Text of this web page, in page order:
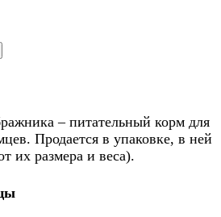
– питательный корм для
Продается в упаковке, в ней
их размера и веса).